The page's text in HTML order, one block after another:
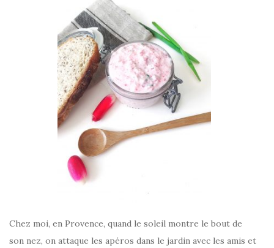
Chez moi, en Provence, quand le soleil montre le bout de
son nez, on attaque les apéros dans le jardin avec les amis et